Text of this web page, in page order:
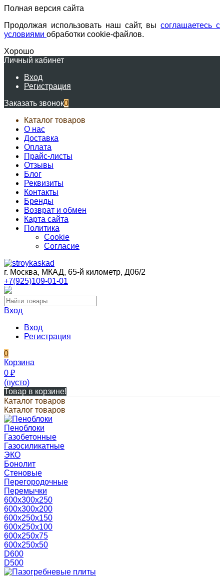
Полная версия сайта
Продолжая использовать наш сайт, высоглашаетесь с
условиями обработки cookie-файлов.
Хорошо
Личный кабинет
Вход
Регистрация
Заказать звонок0
Каталог товаров
О нас
Доставка
Оплата
Прайс-листы
Отзывы
Блог
Реквизиты
Контакты
Бренды
Возврат и обмен
Карта сайта
Политика
Cookie
Согласие
г. Москва, МКАД, 65-й километр, Д06/2
+7(925)109-01-01
Вход
Вход
Регистрация
0
Корзина
0 ₽
(пусто)
Товар в корзине!
Каталог товаров
Каталог товаров
Пеноблоки
Газобетонные
Газосиликатные
ЭКО
Бонолит
Стеновые
Перегородочные
Перемычки
600х300х250
600х300х200
600х250х150
600х250х100
600х250х75
600х250х50
D600
D500